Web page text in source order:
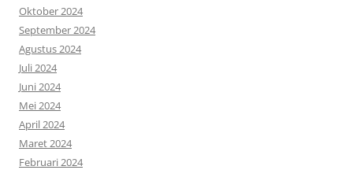
Oktober 2024
September 2024
Agustus 2024
Juli 2024
Juni 2024
Mei 2024
April 2024
Maret 2024
Februari 2024